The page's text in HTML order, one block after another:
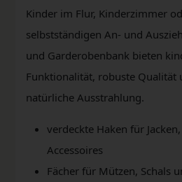
Kinder im Flur, Kinderzimmer
selbstständigen An- und
und Garderobenbank bieten
Funktionalität, robuste Qualität
natürliche Ausstrahlung.
verdeckte Haken für
Accessoires
Fächer für Mützen, Schals